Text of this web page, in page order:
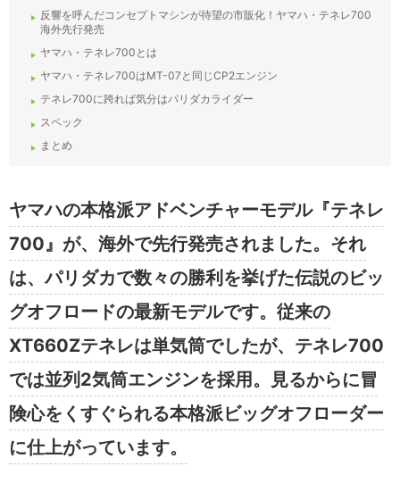
反響を呼んだコンセプトマシンが待望の市販化！ヤマハ・テネレ700
海外先行発売
ヤマハ・テネレ700とは
ヤマハ・テネレ700はMT-07と同じCP2エンジン
テネレ700に跨れば気分はパリダカライダー
スペック
まとめ
ヤマハの本格派アドベンチャーモデル『テネレ
700』が、海外で先行発売されました。それ
は、パリダカで数々の勝利を挙げた伝説のビッ
グオフロードの最新モデルです。従来の
XT660Zテネレは単気筒でしたが、テネレ700
では並列2気筒エンジンを採用。見るからに冒
険心をくすぐられる本格派ビッグオフローダー
に仕上がっています。